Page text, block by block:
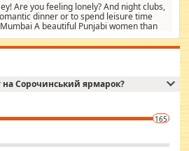
сум і нічого іншого. Не чекайте і не
суму, яку ви хочете подати, і ми
варіантами. зв'яжіться з нами
Вам потрібні термінові
Are you feeling lonely? And night clubs,
dinner or to spend leisure time
A beautiful Punjabi women than
that you guys feel like 5 star luxury
in their search for loved solitaire free
figure and shapely body shapes.
truthful, friendly and cheerful girl.
see the latest pictures of her body and the
Mirchandani health and figure
fit and regularly go to the health
на Сорочинський ярмарок?
165